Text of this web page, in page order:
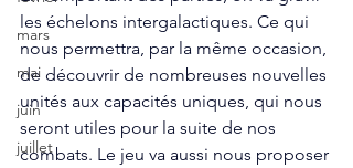
mars
mai
juin
juillet
les échelons intergalactiques. Ce qui
nous permettra, par la même occasion,
de découvrir de nombreuses nouvelles
unités aux capacités uniques, qui nous
seront utiles pour la suite de nos
combats. Le jeu va aussi nous proposer